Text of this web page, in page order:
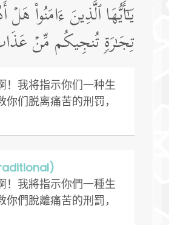
یَـٰۤأَیُّهَا ٱلَّذِینَ ءَامَنُوا۟
تِجَـٰرَةࣲ تُنجِیكُم مِّنۡ
！我将指示你们一种生
你们脱离痛苦的刑罚，
！我將指示你們一種生
你們脫離痛苦的刑罰，